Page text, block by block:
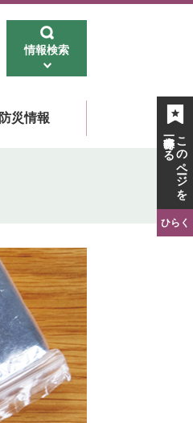
情報検索
防災情報
このページを
一時保存する
ひらく